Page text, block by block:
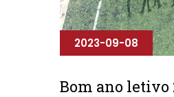
2023-09-08
Bom ano letivo